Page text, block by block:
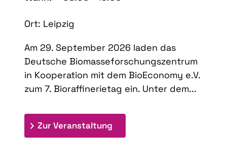
Ort: Leipzig
Am 29. September 2026 laden das
Deutsche Biomasseforschungszentrum
in Kooperation mit dem BioEconomy e.V.
zum 7. Bioraffinerietag ein. Unter dem...
Zur Veranstaltung